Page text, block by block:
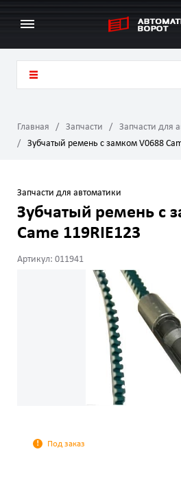
Главная Запчасти
Запчасти для
Зубчатый ремень с замком V0688
Запчасти для автоматики
Зубчатый ремень с
Came 119RIE123
Артикул: 011941
Под заказ